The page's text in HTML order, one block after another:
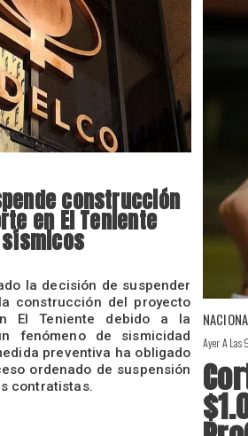
construcción
en El Teniente
la decisión de suspender
construcción del proyecto
El Teniente debido a la
fenómeno de sismicidad
preventiva ha obligado
ordenado de suspensión
contratistas.
Ayer A